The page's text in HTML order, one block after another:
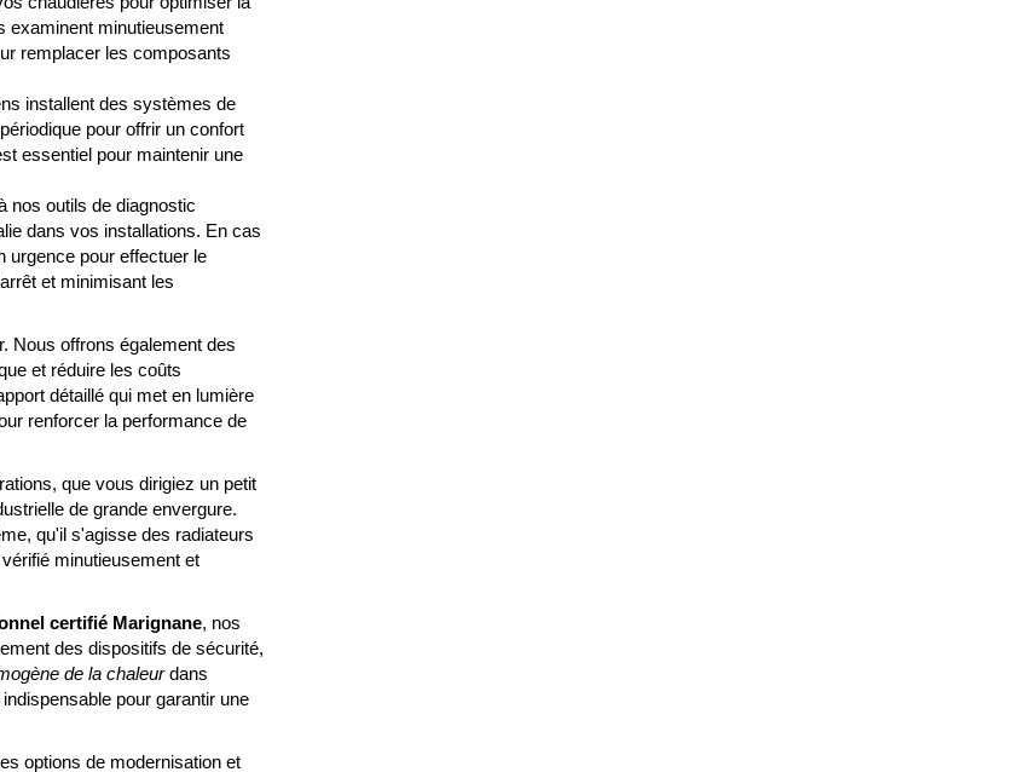
examinent minutieusement
remplacer les composants
installent des systèmes de
pour offrir un confort
essentiel pour maintenir une
nos outils de diagnostic
dans vos installations. En cas
urgence pour effectuer le
et minimisant les
Nous offrons également des
et réduire les coûts
détaillé qui met en lumière
renforcer la performance de
que vous dirigiez un petit
de grande envergure.
qu'il s'agisse des radiateurs
minutieusement et
certifié Marignane, nos
des dispositifs de sécurité,
de la chaleurdans
pour garantir une
options de modernisation et